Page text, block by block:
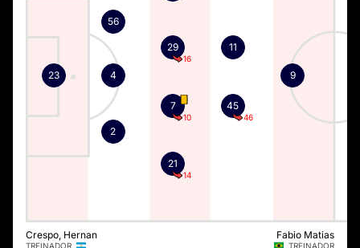
23
2
4
56
21
14
7
10
29
16
45
46
11
9
Crespo, Hernan
TREINADOR
Fabio Matias
TREINADOR